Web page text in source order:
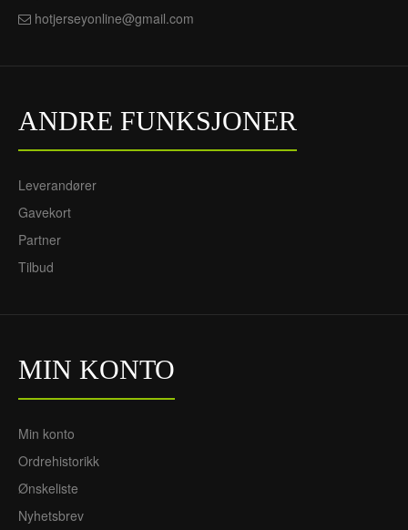
Barn Keeper Draktsett
Herre Keeper
720NOK
hotjerseyonline@gmail.com
ANDRE FUNKSJONER
Leverandører
Gavekort
Partner
Tilbud
MIN KONTO
Min konto
Ordrehistorikk
Ønskeliste
Nyhetsbrev